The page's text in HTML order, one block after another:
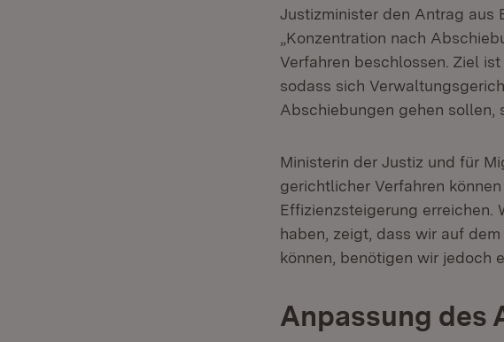
Justizminister den Antrag aus
„Konzentration nach
Verfahren beschlossen. Ziel
sodass sich
Abschiebungen gehen sollen,
Ministerin der Justiz und für
gerichtlicher Verfahren
Effizienzsteigerung erreichen.
haben, zeigt, dass wir auf
können, benötigen wir jedoch
Anpassung des